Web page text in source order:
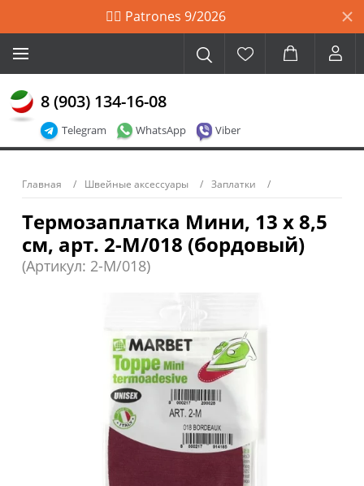
🙋‍♀️ Patrones 9/2026
Telegram WhatsApp Viber
8 (903) 134-16-08
Главная Швейные аксессуары Заплатки
Термозаплатка Мини, 13 х 8,5
см, арт. 2-М/018 (бордовый)
(Артикул: 2-М/018)